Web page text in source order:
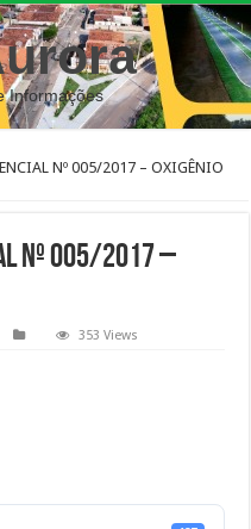
Informações
Nº 005/2017 – OXIGÊNIO
Nº 005/2017 –
353 Views